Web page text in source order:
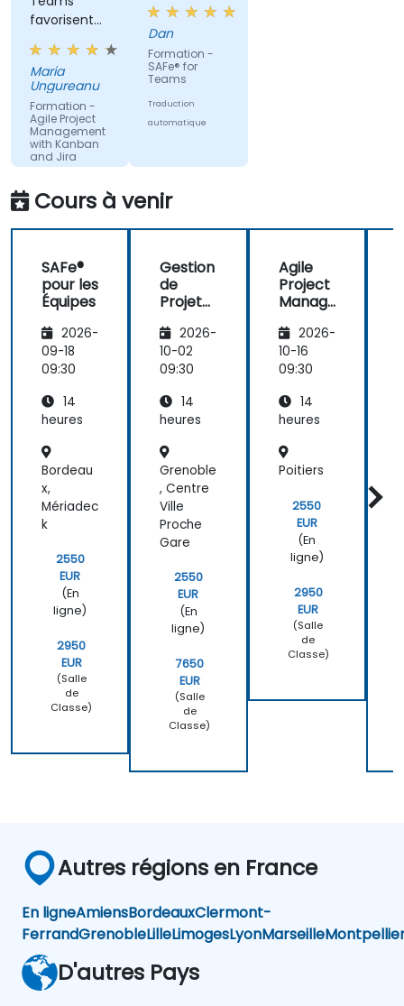
Collaborer et intégrer leur travail avec les
autres équipes au sein de la Agile Release
Train.
favorisent
une
approche
collaborative.
Maria
Ungureanu
Formation -
Agile Project
Management
with Kanban
and Jira
automatique
Dan
Formation -
SAFe® for
Teams
Traduction
automatique
Cours à venir
SAFe®
pour les
Équipes
2026-
09-18
09:30
14
heures
Bordeau
x,
Mériadec
k
2550
EUR
(En
ligne)
2950
EUR
(Salle
de
Classe)
Gestion
de
Projets
avec
Kanban
et Jira
2026-
10-02
09:30
14
heures
Grenoble
, Centre
Ville
Proche
Gare
2550
EUR
(En
ligne)
7650
EUR
(Salle
de
Classe)
Agile
Project
Manag
avec
Kanban
2026-
10-16
09:30
14
heures
Poitiers
2550
EUR
(En
ligne)
2950
EUR
(Salle
de
Classe)
Autres régions en France
En ligneAmiensBordeauxClermont-
FerrandGrenobleLilleLimogesLyonMarseille
D'autres Pays